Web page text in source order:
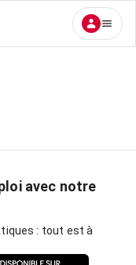
avec notre
: tout est à